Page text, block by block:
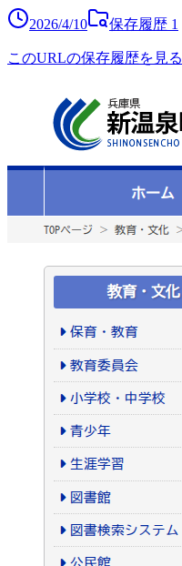
2026/4/10 保存履歴 1
このURLの保存履歴を見る